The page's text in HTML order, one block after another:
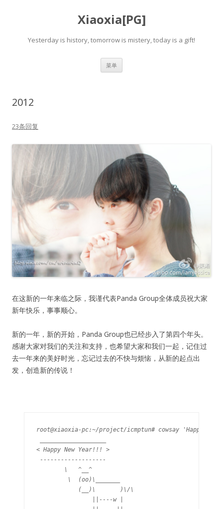
Xiaoxia[PG]
Yesterday is history, tomorrow is mistery, today is a gift!
菜单
2012
23条回复
在这新的一年来临之际，我谨代表Panda Group全体成员祝大家
新年快乐，事事顺心。
新的一年，新的开始，Panda Group也已经步入了第四个年头。
感谢大家对我们的关注和支持，也希望大家和我们一起，记住过
去一年来的美好时光，忘记过去的不快与烦恼，从新的起点出
发，创造新的传说！
root@xiaoxia-pc:~/project/icmptun# cowsay 'Happy
< Happy New Year!!! >
-------------------
        \   ^__^
         \  (oo)\_______
            (__)\       )\/\
                ||----w |